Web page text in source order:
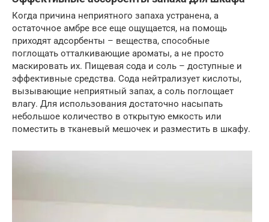
Когда причина неприятного запаха устранена, а
остаточное амбре все еще ощущается, на помощь
приходят адсорбенты – вещества, способные
поглощать отталкивающие ароматы, а не просто
маскировать их. Пищевая сода и соль – доступные и
эффективные средства. Сода нейтрализует кислоты,
вызывающие неприятный запах, а соль поглощает
влагу. Для использования достаточно насыпать
небольшое количество в открытую емкость или
поместить в тканевый мешочек и разместить в шкафу.